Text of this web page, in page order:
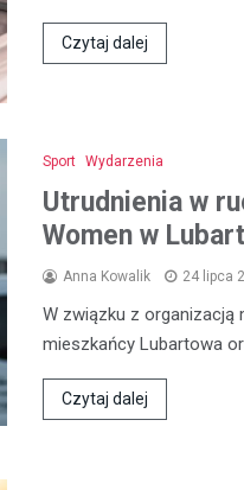
Czytaj dalej
Sport Wydarzenia
Utrudnienia w
Women w
Anna Kowalik 24 lipca
W związku z organizacją
mieszkańcy Lubartowa
Czytaj dalej